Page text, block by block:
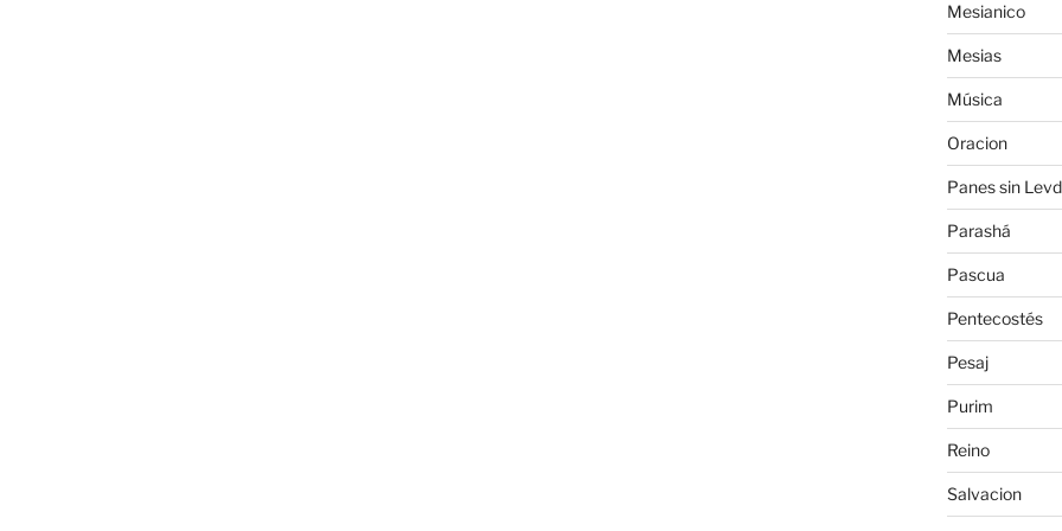
Mesianico
Mesias
Música
Oracion
Panes sin
Parashá
Pascua
Pentecostés
Pesaj
Purim
Reino
Salvacion